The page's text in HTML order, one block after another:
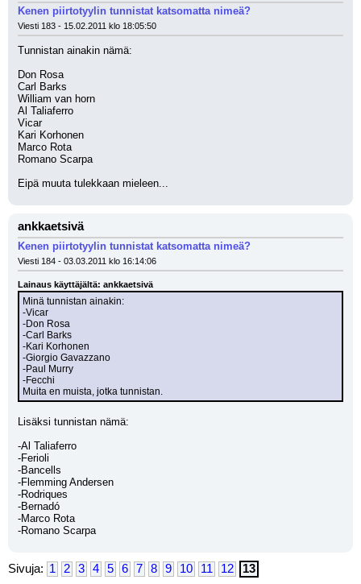
Kenen piirtotyylin tunnistat katsomatta nimeä?
Viesti 183 - 15.02.2011 klo 18:05:50
Tunnistan ainakin nämä:
Don Rosa
Carl Barks
William van horn
Al Taliaferro
Vicar
Kari Korhonen
Marco Rota
Romano Scarpa
Eipä muuta tulekkaan mieleen...
ankkaetsivä
Kenen piirtotyylin tunnistat katsomatta nimeä?
Viesti 184 - 03.03.2011 klo 16:14:06
Lainaus käyttäjältä: ankkaetsivä
Minä tunnistan ainakin:
-Vicar
-Don Rosa
-Carl Barks
-Kari Korhonen
-Giorgio Gavazzano
-Paul Murry
-Fecchi
Muita en muista, jotka tunnistan.
Lisäksi tunnistan nämä:
-Al Taliaferro
-Ferioli
-Bancells
-Flemming Andersen
-Rodriques
-Bernadó
-Marco Rota
-Romano Scarpa
Sivuja: 1 2 3 4 5 6 7 8 9 10 11 12 13